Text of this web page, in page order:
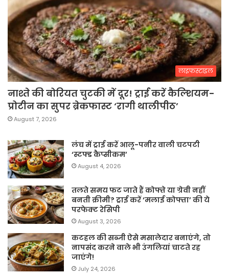
लाइफस्टाइल
नाश्ते की बोरियत चुटकी में दूर! ट्राई करें कैल्शियम-
प्रोटीन का सुपर ब्रेकफास्ट ‘रागी थालीपीठ’
August 7, 2026
लंच में ट्राई करें आलू-पनीर वाली चटपटी
‘स्टफ्ड कैप्सीकम’
August 4, 2026
तलते समय फट जाते हैं कोफ्ते या ग्रेवी नहीं
बनती क्रीमी? ट्राई करें ‘मलाई कोफ्ता’ की ये
परफेक्ट रेसिपी
August 3, 2026
कटहल की सब्जी ऐसे मसालेदार बनाएंगे, तो
नापसंद करने वाले भी उंगलियां चाटते रह
जाएंगे!
July 24, 2026